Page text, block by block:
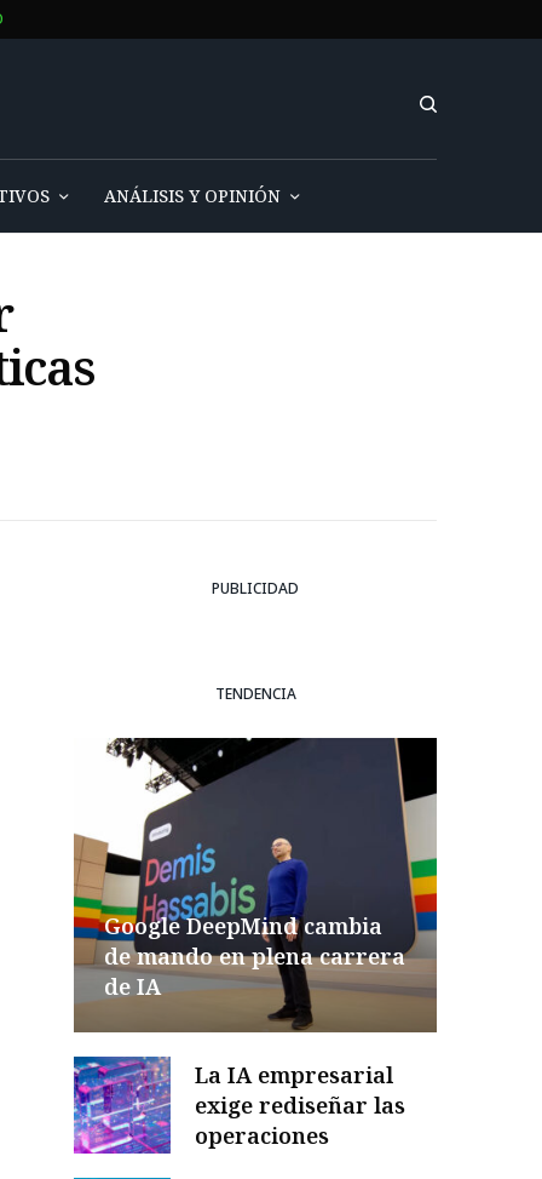
ANÁLISIS Y OPINIÓN
PUBLICIDAD
TENDENCIA
Google DeepMind cambia
de mando en plena carrera
de IA
La IA empresarial
exige rediseñar las
operaciones